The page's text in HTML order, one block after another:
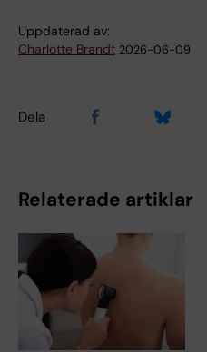
Uppdaterad av:
Charlotte Brandt 2026-06-09
Dela
Relaterade artiklar